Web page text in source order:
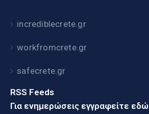
incrediblecrete.gr
workfromcrete.gr
safecrete.gr
RSS Feeds
Για ενημερώσεις εγγραφείτε εδώ